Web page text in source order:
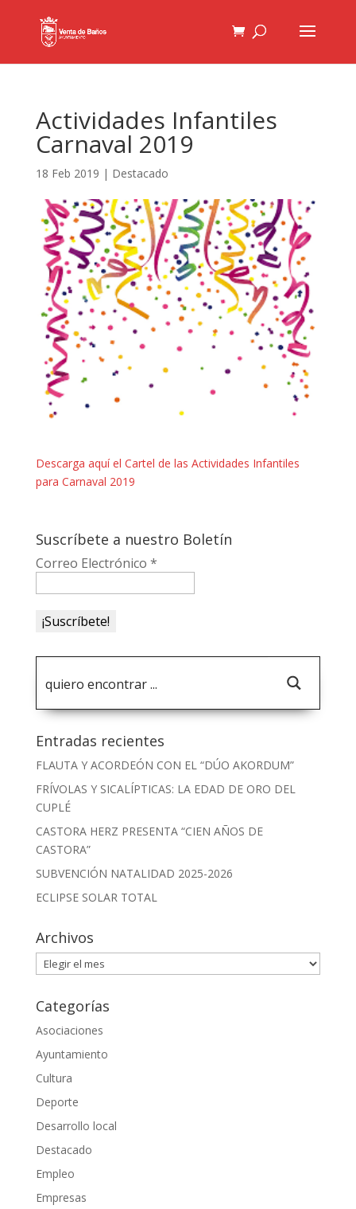
Actividades Infantiles
Carnaval 2019
18 Feb 2019 | Destacado
Descarga aquí el Cartel de las Actividades Infantiles
para Carnaval 2019
Suscríbete a nuestro Boletín
Correo Electrónico *
Entradas recientes
FLAUTA Y ACORDEÓN CON EL “DÚO AKORDUM”
FRÍVOLAS Y SICALÍPTICAS: LA EDAD DE ORO DEL
CUPLÉ
CASTORA HERZ PRESENTA “CIEN AÑOS DE
CASTORA”
SUBVENCIÓN NATALIDAD 2025-2026
ECLIPSE SOLAR TOTAL
Archivos
Archivos
Categorías
Asociaciones
Ayuntamiento
Cultura
Deporte
Desarrollo local
Destacado
Empleo
Empresas